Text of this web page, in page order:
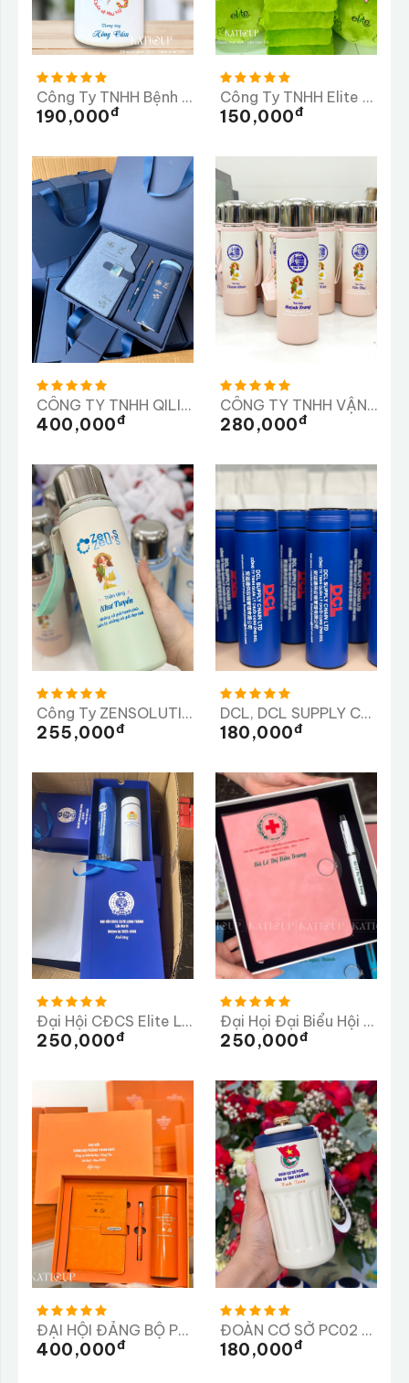
Công Ty TNHH Bệnh Viện Mắt Quang Đức
190,000Đ
Công Ty TNHH Elite Long Thành
150,000Đ
CÔNG TY TNHH QILII, CÔNG Y TNHH SX TM VÀ DV XYTASO
400,000Đ
CÔNG TY TNHH VẬN TẢI VÀ XÂY DỰNG TRÀ MY
280,000Đ
Công Ty ZENSOLUTION
255,000Đ
DCL, DCL SUPPLY CHAIN LTD, Công Ty TNHH Quản Lý Chuỗi Cung Ứng DCL
180,000Đ
Đại Hội CĐCS Elite Long Thành Lần Thứ 3 Nhiệm Kỳ 2025-2026
250,000Đ
Đại Họi Đại Biểu Hội Chữ Thập Đỏ Phường Phú Lâm
250,000Đ
ĐẠI HỘI ĐẢNG BỘ PHÒNG THAM MƯU
400,000Đ
ĐOÀN CƠ SỞ PC02 CÔNG AN TỈNH LÂM ĐỒNG
180,000Đ